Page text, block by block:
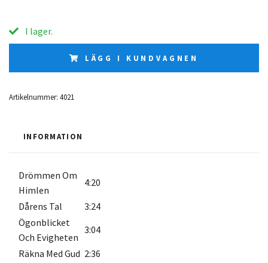
I lager.
LÄGG I KUNDVAGNEN
Artikelnummer: 4021
INFORMATION
Drömmen Om
Himlen
4:20
Dårens Tal
3:24
Ögonblicket
Och Evigheten
3:04
Räkna Med Gud 2:36